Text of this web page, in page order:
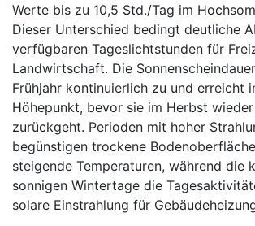
Werte bis zu 10,5 Std./Tag im
Dieser Unterschied bedingt deutliche
verfügbaren Tageslichtstunden für
Landwirtschaft. Die
Frühjahr kontinuierlich zu und erreicht
Höhepunkt, bevor sie im Herbst
zurückgeht. Perioden mit hoher
begünstigen trockene
steigende Temperaturen, während die
sonnigen Wintertage die
solare Einstrahlung für